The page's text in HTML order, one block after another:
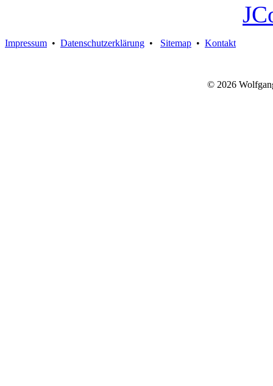
Impressum • Datenschutzerklärung • Sitemap • Kontakt
© 2026